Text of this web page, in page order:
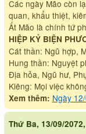
Các ngày Mão còn
quan, khẩu thiệt,
Ất Mão là chính tứ
HIỆP KỶ BIỆN
Cát thần: Ngũ hợp,
Hung thần: Nguyệt
Địa hỏa, Ngũ hư,
Kiêng: Mọi việc
Xem thêm: Ngày
Thứ Ba, 13/09/